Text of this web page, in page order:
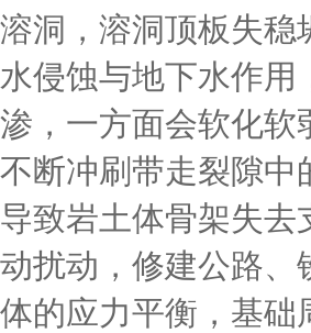
溶洞，溶洞顶板失稳
水侵蚀与地下水作用
渗，一方面会软化软
不断冲刷带走裂隙中
导致岩土体骨架失
动扰动，修建公路、
体的应力平衡，基础